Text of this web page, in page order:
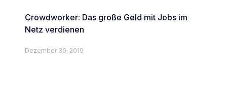
Crowdworker: Das große Geld mit Jobs im
Netz verdienen
Dezember 30, 2019